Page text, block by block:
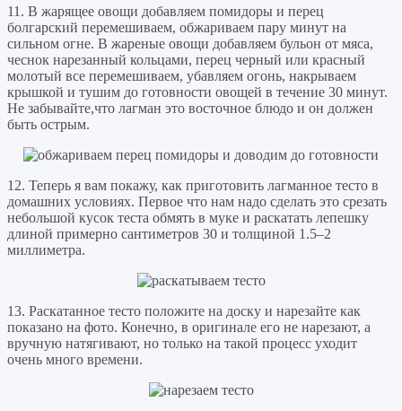
11. В жарящее овощи добавляем помидоры и перец
болгарский перемешиваем, обжариваем пару минут на
сильном огне. В жареные овощи добавляем бульон от мяса,
чеснок нарезанный кольцами, перец черный или красный
молотый все перемешиваем, убавляем огонь, накрываем
крышкой и тушим до готовности овощей в течение 30 минут.
Не забывайте,что лагман это восточное блюдо и он должен
быть острым.
12. Теперь я вам покажу, как приготовить лагманное тесто в
домашних условиях. Первое что нам надо сделать это срезать
небольшой кусок теста обмять в муке и раскатать лепешку
длиной примерно сантиметров 30 и толщиной 1.5–2
миллиметра.
13. Раскатанное тесто положите на доску и нарезайте как
показано на фото. Конечно, в оригинале его не нарезают, а
вручную натягивают, но только на такой процесс уходит
очень много времени.